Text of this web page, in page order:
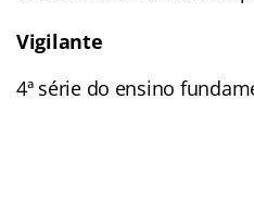
Vigilante
4ª série do ensino